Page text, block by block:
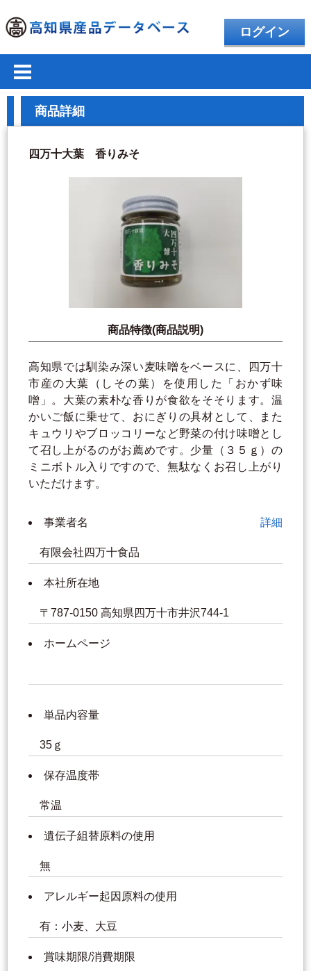
ログイン
商品詳細
四万十大葉 香りみそ
商品特徴(商品説明)
高知県では馴染み深い麦味噌をベースに、四万十
市産の大葉（しその葉）を使用した「おかず味
噌」。大葉の素朴な香りが食欲をそそります。温
かいご飯に乗せて、おにぎりの具材として、また
キュウリやブロッコリーなど野菜の付け味噌とし
て召し上がるのがお薦めです。少量（３５ｇ）の
ミニボトル入りですので、無駄なくお召し上がり
いただけます。
事業者名 詳細
有限会社四万十食品
本社所在地
〒787-0150 高知県四万十市井沢744-1
ホームページ
単品内容量
35ｇ
保存温度帯
常温
遺伝子組替原料の使用
無
アレルギー起因原料の使用
有：小麦、大豆
賞味期限/消費期限